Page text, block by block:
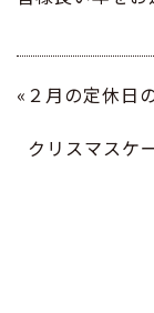
«２月の定休日
クリスマスケ